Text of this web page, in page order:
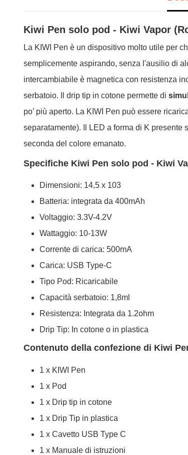
Kiwi Pen solo pod - Kiwi Vapor
La KIWI Pen è un dispositivo molto utile per
semplicemente aspirando, senza l'ausilio di
intercambiabile è magnetica con resistenza
serbatoio. Il drip tip in cotone permette di
po’ più aperto. La KIWI Pen può essere
separatamente). Il LED a forma di K
seconda del colore emanato.
Specifiche Kiwi Pen solo pod - Kiwi
Dimensioni: 14,5 x 103
Batteria: integrata da 400mAh
Voltaggio: 3.3V-4.2V
Wattaggio: 10-13W
Corrente di carica: 500mA
Carica: USB Type-C
Tipo Pod: Ricaricabile
Capacità serbatoio: 1,8ml
Resistenza: Integrata da 1.2ohm
Drip Tip: In cotone o in plastica
Contenuto della confezione di Kiwi
1 x KIWI Pen
1 x Pod
1 x Drip tip in cotone
1 x Drip Tip in plastica
1 x Cavetto USB Type C
1 x Manuale di istruzioni